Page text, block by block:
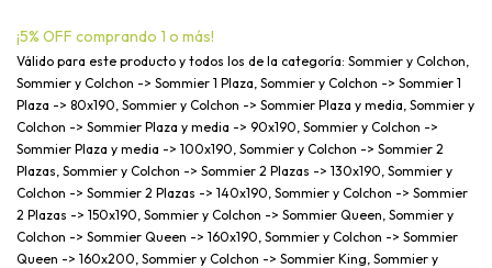
¡5% OFF comprando 1 o más!
Válido para este producto y todos los de la categoría: Sommier y Colchon,
Sommier y Colchon -> Sommier 1 Plaza, Sommier y Colchon -> Sommier 1
Plaza -> 80x190, Sommier y Colchon -> Sommier Plaza y media, Sommier y
Colchon -> Sommier Plaza y media -> 90x190, Sommier y Colchon ->
Sommier Plaza y media -> 100x190, Sommier y Colchon -> Sommier 2
Plazas, Sommier y Colchon -> Sommier 2 Plazas -> 130x190, Sommier y
Colchon -> Sommier 2 Plazas -> 140x190, Sommier y Colchon -> Sommier
2 Plazas -> 150x190, Sommier y Colchon -> Sommier Queen, Sommier y
Colchon -> Sommier Queen -> 160x190, Sommier y Colchon -> Sommier
Queen -> 160x200, Sommier y Colchon -> Sommier King, Sommier y